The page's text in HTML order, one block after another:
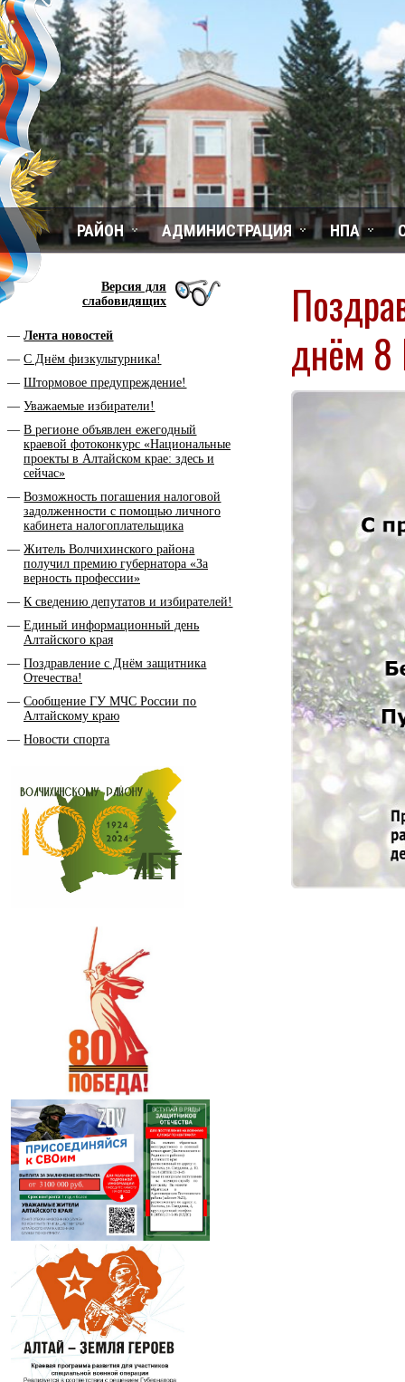
РАЙОН АДМИНИСТРАЦИЯ НПА
Версия для
слабовидящих
Лента новостей
С Днём физкультурника!
Штормовое предупреждение!
Уважаемые избиратели!
В регионе объявлен ежегодный
краевой фотоконкурс «Национальные
проекты в Алтайском крае: здесь и
сейчас»
Возможность погашения налоговой
задолженности с помощью личного
кабинета налогоплательщика
Житель Волчихинского района
получил премию губернатора «За
верность профессии»
К сведению депутатов и избирателей!
Единый информационный день
Алтайского края
Поздравление с Днём защитника
Отечества!
Сообщение ГУ МЧС России по
Алтайскому краю
Новости спорта
днём 8